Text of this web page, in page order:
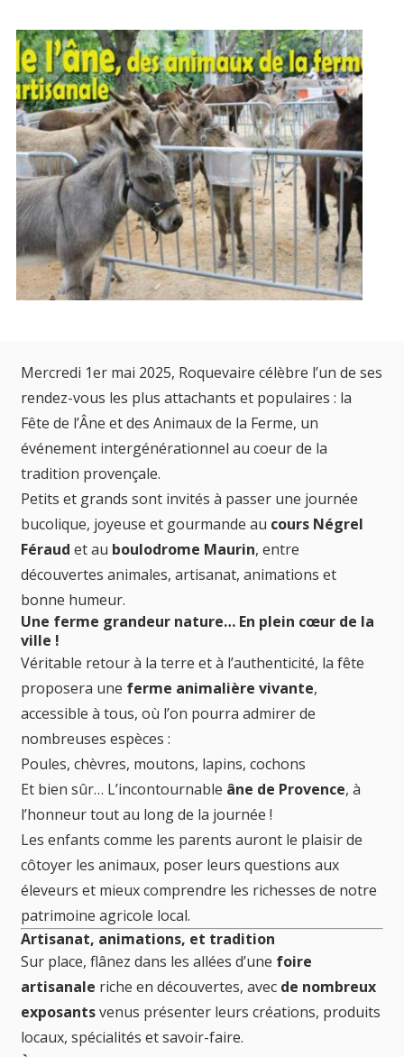
Mercredi 1er mai 2025, Roquevaire célèbre l’un de ses
rendez-vous les plus attachants et populaires : la
Fête de l’Âne et des Animaux de la Ferme, un
événement intergénérationnel au coeur de la
tradition provençale.
Petits et grands sont invités à passer une journée
bucolique, joyeuse et gourmande au cours Négrel
Féraud et au boulodrome Maurin, entre
découvertes animales, artisanat, animations et
bonne humeur.
Une ferme grandeur nature… En plein cœur de la
ville !
Véritable retour à la terre et à l’authenticité, la fête
proposera une ferme animalière vivante,
accessible à tous, où l’on pourra admirer de
nombreuses espèces :
Poules, chèvres, moutons, lapins, cochons
Et bien sûr… L’incontournable âne de Provence, à
l’honneur tout au long de la journée !
Les enfants comme les parents auront le plaisir de
côtoyer les animaux, poser leurs questions aux
éleveurs et mieux comprendre les richesses de notre
patrimoine agricole local.
Artisanat, animations, et tradition
Sur place, flânez dans les allées d’une foire
artisanale riche en découvertes, avec de nombreux
exposantsvenus présenter leurs créations, produits
locaux, spécialités et savoir-faire.